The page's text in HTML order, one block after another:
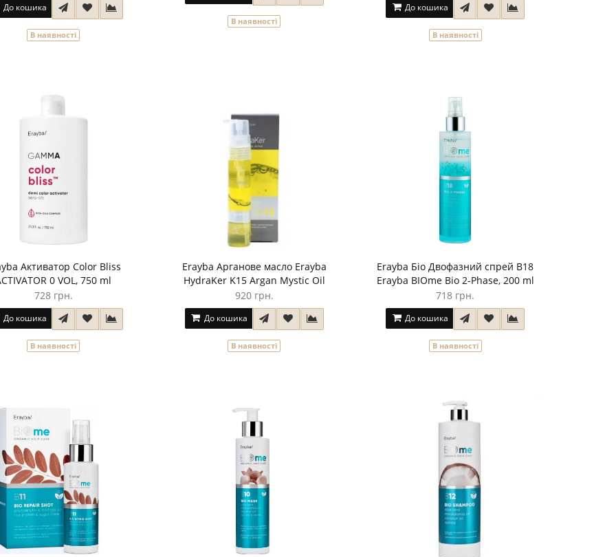
До кошика
В наявності
В наявності
До кошика
В наявності
Активатор Color Bliss
0 VOL, 750 ml
728 грн.
До кошика
В наявності
Erayba Арганове масло Erayba
HydraKer K15 Argan Mystic Oil
920 грн.
До кошика
В наявності
Erayba Біо Двофазний спрей B18
Erayba BIOme Bio 2-Phase, 200 ml
718 грн.
До кошика
В наявності